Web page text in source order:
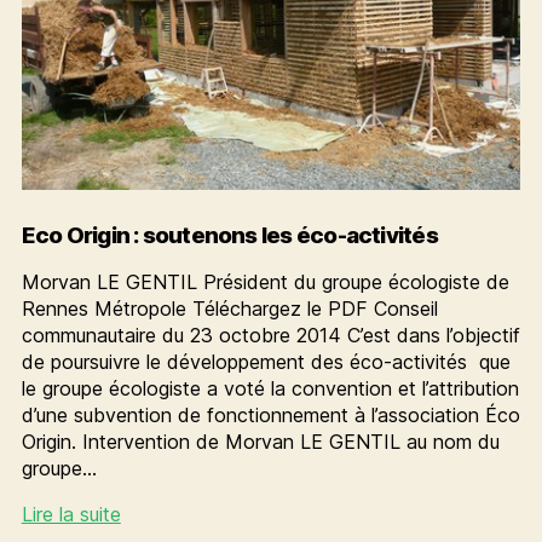
Eco Origin : soutenons les éco-activités
Morvan LE GENTIL Président du groupe écologiste de
Rennes Métropole Téléchargez le PDF Conseil
communautaire du 23 octobre 2014 C’est dans l’objectif
de poursuivre le développement des éco-activités que
le groupe écologiste a voté la convention et l’attribution
d’une subvention de fonctionnement à l’association Éco
Origin. Intervention de Morvan LE GENTIL au nom du
groupe…
Lire la suiteEco